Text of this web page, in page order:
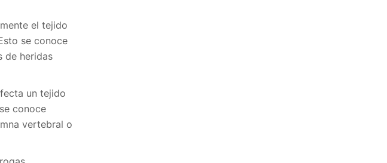
el tejido
se conoce
de heridas
un tejido
conoce
vertebral o